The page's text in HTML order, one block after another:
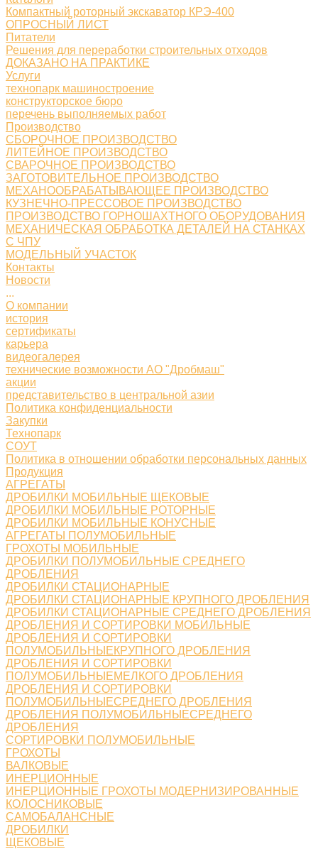
Компактный роторный экскаватор КРЭ-400
ОПРОСНЫЙ ЛИСТ
Питатели
Решения для переработки строительных отходов
ДОКАЗАНО НА ПРАКТИКЕ
Услуги
технопарк машиностроение
конструкторское бюро
перечень выполняемых работ
Производство
СБОРОЧНОЕ ПРОИЗВОДСТВО
ЛИТЕЙНОЕ ПРОИЗВОДСТВО
СВАРОЧНОЕ ПРОИЗВОДСТВО
ЗАГОТОВИТЕЛЬНОЕ ПРОИЗВОДСТВО
МЕХАНООБРАБАТЫВАЮЩЕЕ ПРОИЗВОДСТВО
КУЗНЕЧНО-ПРЕССОВОЕ ПРОИЗВОДСТВО
ПРОИЗВОДСТВО ГОРНОШАХТНОГО ОБОРУДОВАНИЯ
МЕХАНИЧЕСКАЯ ОБРАБОТКА ДЕТАЛЕЙ НА СТАНКАХ
С ЧПУ
МОДЕЛЬНЫЙ УЧАСТОК
Контакты
Новости
...
О компании
история
сертификаты
карьера
видеогалерея
технические возможности АО "Дробмаш"
акции
представительство в центральной азии
Политика конфиденциальности
Закупки
Технопарк
СОУТ
Политика в отношении обработки персональных данных
Продукция
АГРЕГАТЫ
ДРОБИЛКИ МОБИЛЬНЫЕ ЩЕКОВЫЕ
ДРОБИЛКИ МОБИЛЬНЫЕ РОТОРНЫЕ
ДРОБИЛКИ МОБИЛЬНЫЕ КОНУСНЫЕ
АГРЕГАТЫ ПОЛУМОБИЛЬНЫЕ
ГРОХОТЫ МОБИЛЬНЫЕ
ДРОБИЛКИ ПОЛУМОБИЛЬНЫЕ СРЕДНЕГО
ДРОБЛЕНИЯ
ДРОБИЛКИ СТАЦИОНАРНЫЕ
ДРОБИЛКИ СТАЦИОНАРНЫЕ КРУПНОГО ДРОБЛЕНИЯ
ДРОБИЛКИ СТАЦИОНАРНЫЕ СРЕДНЕГО ДРОБЛЕНИЯ
ДРОБЛЕНИЯ И СОРТИРОВКИ МОБИЛЬНЫЕ
ДРОБЛЕНИЯ И СОРТИРОВКИ
ПОЛУМОБИЛЬНЫЕКРУПНОГО ДРОБЛЕНИЯ
ДРОБЛЕНИЯ И СОРТИРОВКИ
ПОЛУМОБИЛЬНЫЕМЕЛКОГО ДРОБЛЕНИЯ
ДРОБЛЕНИЯ И СОРТИРОВКИ
ПОЛУМОБИЛЬНЫЕСРЕДНЕГО ДРОБЛЕНИЯ
ДРОБЛЕНИЯ ПОЛУМОБИЛЬНЫЕСРЕДНЕГО
ДРОБЛЕНИЯ
СОРТИРОВКИ ПОЛУМОБИЛЬНЫЕ
ГРОХОТЫ
ВАЛКОВЫЕ
ИНЕРЦИОННЫЕ
ИНЕРЦИОННЫЕ ГРОХОТЫ МОДЕРНИЗИРОВАННЫЕ
КОЛОСНИКОВЫЕ
САМОБАЛАНСНЫЕ
ДРОБИЛКИ
ЩЕКОВЫЕ